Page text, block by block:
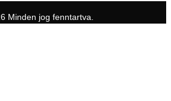
Minden jog fenntartva.